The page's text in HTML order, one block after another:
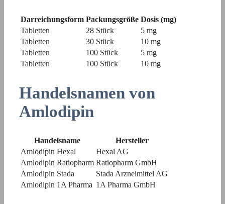
Darreichungsform Packungsgröße Dosis (mg)
Tabletten
28 Stück
5 mg
Tabletten
30 Stück
10 mg
Tabletten
100 Stück
5 mg
Tabletten
100 Stück 10 mg
Handelsnamen von
Amlodipin
Handelsname
Hersteller
Amlodipin Hexal
Hexal AG
Amlodipin Ratiopharm Ratiopharm GmbH
Amlodipin Stada
Stada Arzneimittel AG
Amlodipin 1A Pharma 1A Pharma GmbH